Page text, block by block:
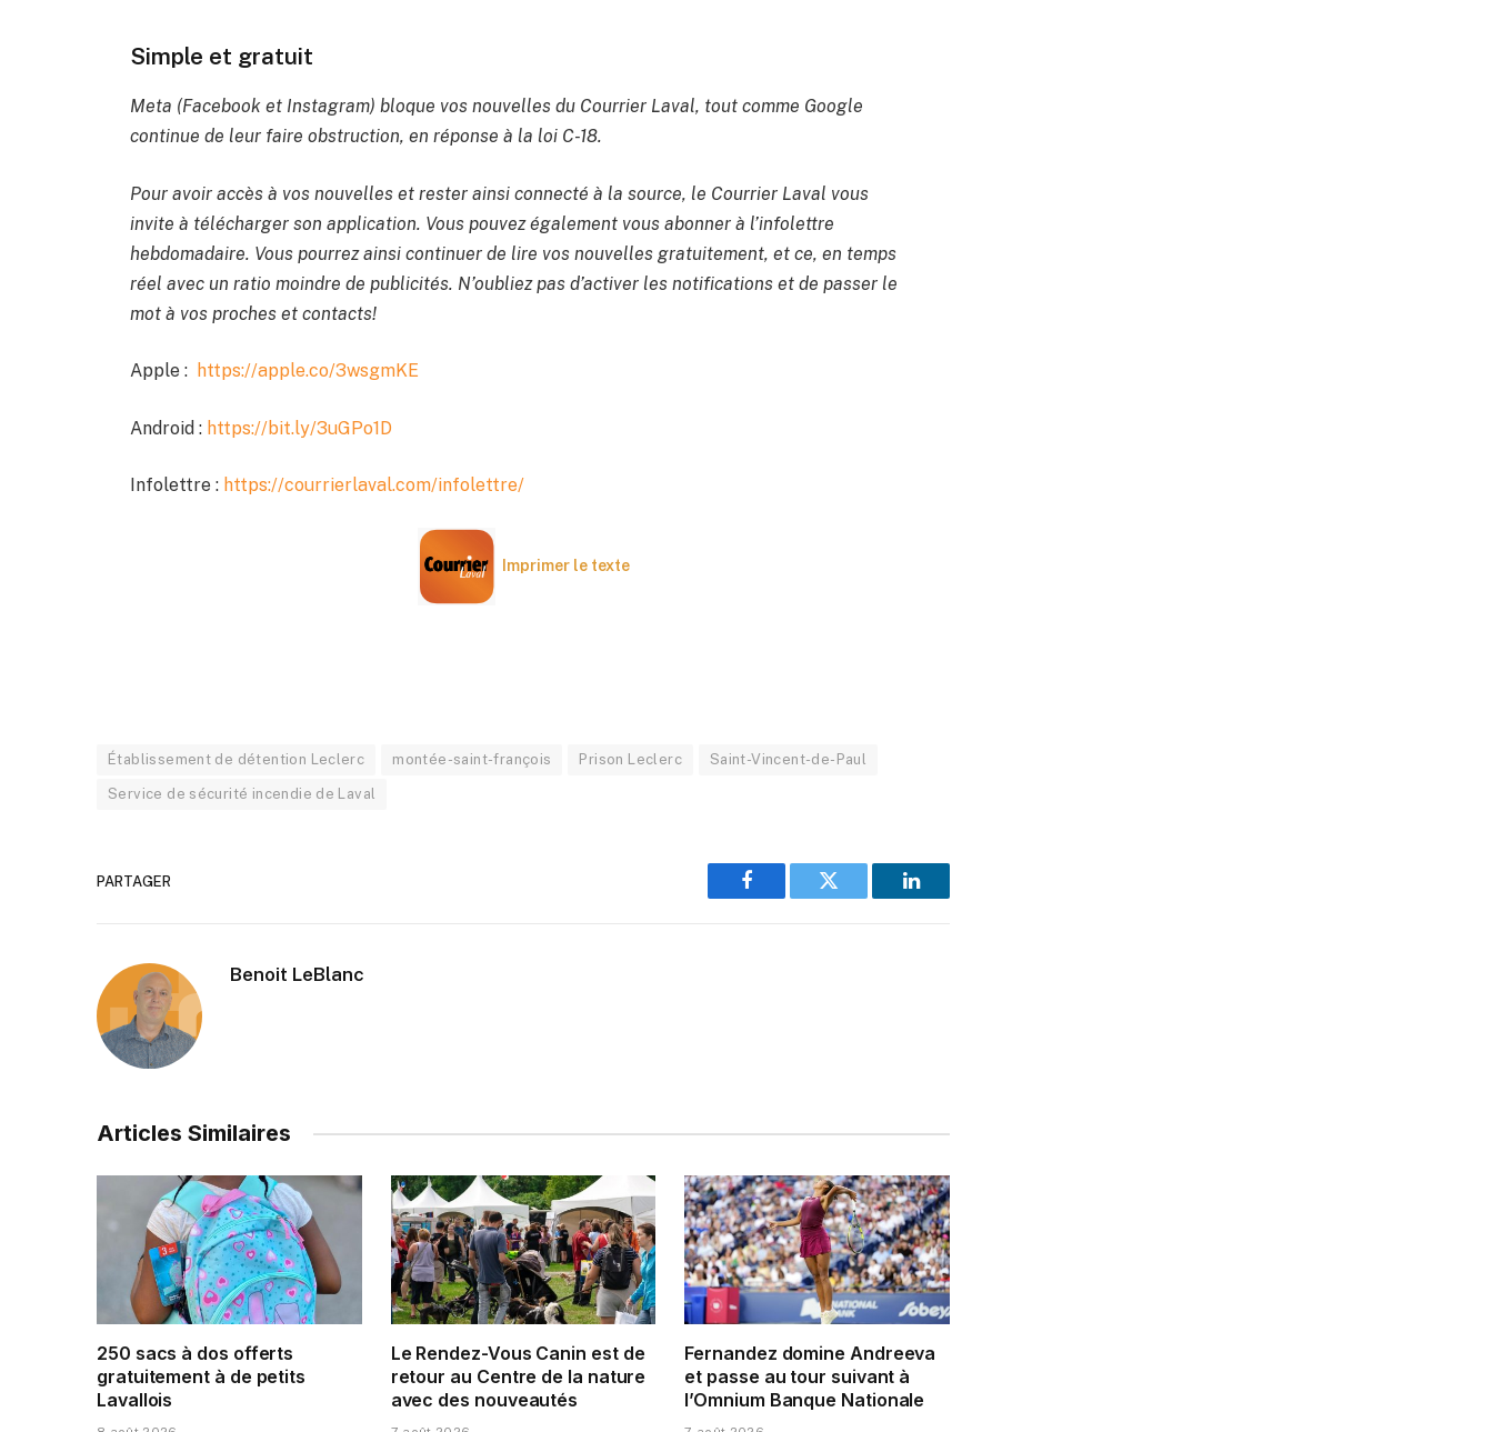
Simple et gratuit
Meta (Facebook et Instagram) bloque vos nouvelles du Courrier Laval, tout comme Google
continue de leur faire obstruction, en réponse à la loi C-18.
Pour avoir accès à vos nouvelles et rester ainsi connecté à la source, le Courrier Laval vous
invite à télécharger son application. Vous pouvez également vous abonner à l’infolettre
hebdomadaire. Vous pourrez ainsi continuer de lire vos nouvelles gratuitement, et ce, en temps
réel avec un ratio moindre de publicités. N’oubliez pas d’activer les notifications et de passer le
mot à vos proches et contacts!
Apple : https://apple.co/3wsgmKE
Android : https://bit.ly/3uGPo1D
Infolettre : https://courrierlaval.com/infolettre/
Imprimer le texte
Établissement de détention Leclerc montée-saint-françois Prison Leclerc Saint-Vincent-de-Paul
Service de sécurité incendie de Laval
PARTAGER
Facebook Twitter LinkedIn
Benoit LeBlanc
Articles Similaires
250 sacs à dos offerts
gratuitement à de petits
Lavallois
Le Rendez-Vous Canin est de
retour au Centre de la nature
avec des nouveautés
Fernandez domine Andreeva
et passe au tour suivant à
l’Omnium Banque Nationale